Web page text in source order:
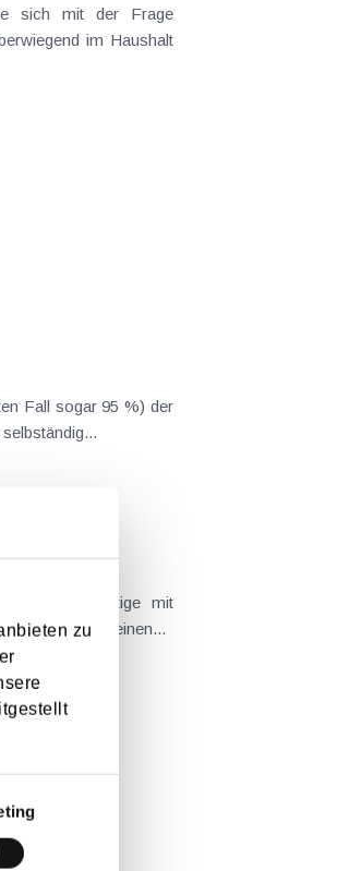
zu
im Haushalt
Fall sogar 95 %) der
Steuerpflichtige mit
2012 in Wien einen...